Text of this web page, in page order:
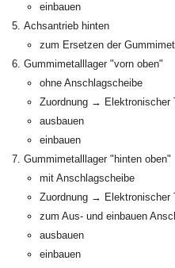
einbauen
Achsantrieb hinten
zum Ersetzen der
Gummimetalllager "vorn oben"
ohne Anschlagscheibe
Zuordnung → Elektronischer
ausbauen
einbauen
Gummimetalllager "hinten oben"
mit Anschlagscheibe
Zuordnung → Elektronischer
zum Aus- und einbauen
ausbauen
einbauen